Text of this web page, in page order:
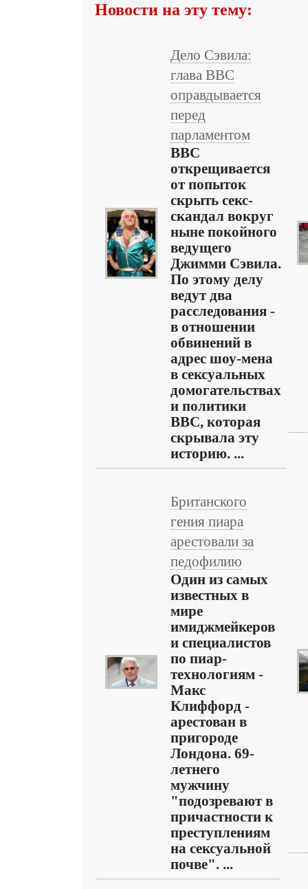
Новости на эту тему:
Дело Сэвила:
глава ВВС
оправдывается
перед
парламентом
ВВС
открещивается
от попыток
скрыть секс-
скандал вокруг
ныне покойного
ведущего
Джимми Сэвила.
По этому делу
ведут два
расследования -
в отношении
обвинений в
адрес шоу-мена
в сексуальных
домогательствах
и политики
ВВС, которая
скрывала эту
историю. ...
Британского
гения пиара
арестовали за
педофилию
Один из самых
известных в
мире
имиджмейкеров
и специалистов
по пиар-
технологиям -
Макс
Клиффорд -
арестован в
пригороде
Лондона. 69-
летнего
мужчину
"подозревают в
причастности к
преступлениям
на сексуальной
почве". ...